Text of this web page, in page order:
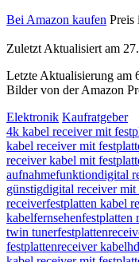
Bei Amazon kaufen Preis
Zuletzt Aktualisiert am
Letzte Aktualisierung
Bilder von der Amazon
Elektronik Kaufratgeber
4k kabel receiver mit
kabel receiver mit
receiver kabel mit
aufnahmefunktiondigital
günstigdigital receiver mit
receiverfestplatten kabel
kabelfernsehenfestplatten
twin tuner
festplattenreceiver kabel